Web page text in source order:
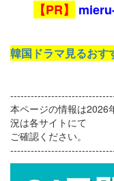
【PR】
韓国ドラマ見るおす
本ページの情報は2026
況は各サイトにて
ご確認ください。